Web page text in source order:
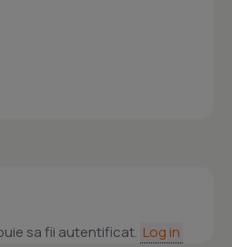
sa fii autentificat. Log in